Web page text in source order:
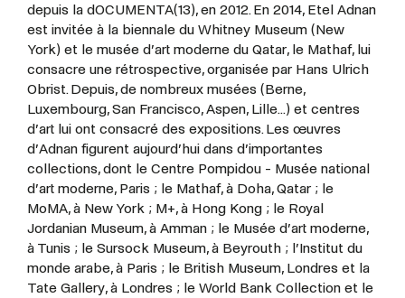
depuis la dOCUMENTA(13), en 2012. En 2014, Etel Adnan
est invitée à la biennale du Whitney Museum (New
York) et le musée d’art moderne du Qatar, le Mathaf, lui
consacre une rétrospective, organisée par Hans Ulrich
Obrist. Depuis, de nombreux musées (Berne,
Luxembourg, San Francisco, Aspen, Lille...) et centres
d’art lui ont consacré des expositions. Les œuvres
d’Adnan figurent aujourd’hui dans d’importantes
collections, dont le Centre Pompidou - Musée national
d’art moderne, Paris ; le Mathaf, à Doha, Qatar ; le
MoMA, à New York ; M+, à Hong Kong ; le Royal
Jordanian Museum, à Amman ; le Musée d’art moderne,
à Tunis ; le Sursock Museum, à Beyrouth ; l’Institut du
monde arabe, à Paris ; le British Museum, Londres et la
Tate Gallery, à Londres ; le World Bank Collection et le